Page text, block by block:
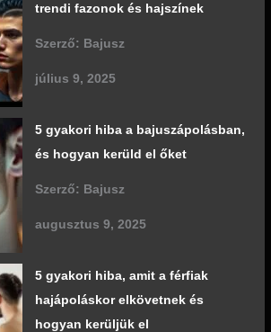
trendi fazonok és hajszínek
Szerző: Bajusz
július 9, 2025
5 gyakori hiba a bajuszápolásban,
és hogyan kerüld el őket
Szerző: Bajusz
augusztus 9, 2025
5 gyakori hiba, amit a férfiak
hajápoláskor elkövetnek és
hogyan kerüljük el